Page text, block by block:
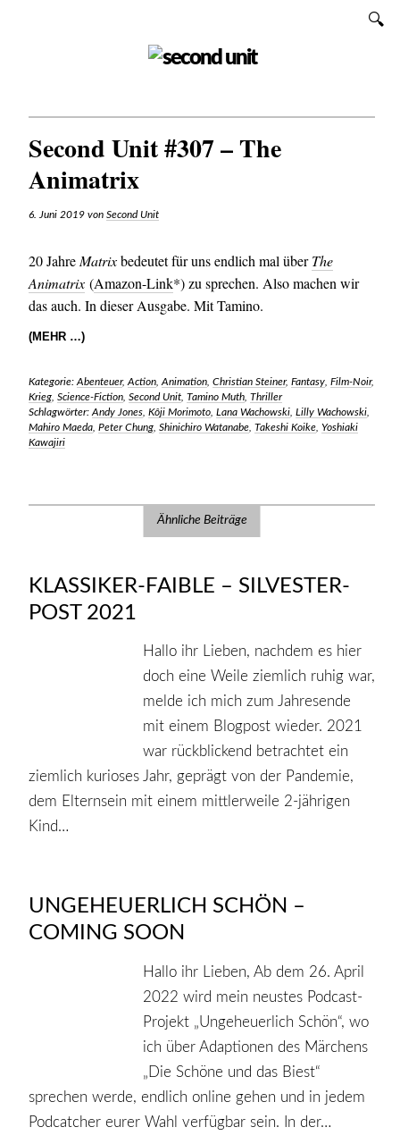
Second Unit #307 – The
Animatrix
6. Juni 2019 von Second Unit
20 Jahre Matrixbedeutet für uns endlich mal überThe
Animatrix(Amazon-Link*) zu sprechen. Also machen wir
das auch. In dieser Ausgabe. Mit Tamino.
(MEHR …)
Kategorie: Abenteuer, Action, Animation, Christian Steiner, Fantasy, Film-Noir,
Krieg, Science-Fiction, Second Unit, Tamino Muth, Thriller
Schlagwörter: Andy Jones, Kôji Morimoto, Lana Wachowski, Lilly Wachowski,
Mahiro Maeda, Peter Chung, Shinichiro Watanabe, Takeshi Koike, Yoshiaki
Kawajiri
Ähnliche Beiträge
KLASSIKER-FAIBLE – SILVESTER-
POST 2021
Hallo ihr Lieben, nachdem es hier
doch eine Weile ziemlich ruhig war,
melde ich mich zum Jahresende
mit einem Blogpost wieder. 2021
war rückblickend betrachtet ein
ziemlich kurioses Jahr, geprägt von der Pandemie,
dem Elternsein mit einem mittlerweile 2-jährigen
Kind…
UNGEHEUERLICH SCHÖN –
COMING SOON
Hallo ihr Lieben, Ab dem 26. April
2022 wird mein neustes Podcast-
Projekt „Ungeheuerlich Schön“, wo
ich über Adaptionen des Märchens
„Die Schöne und das Biest“
sprechen werde, endlich online gehen und in jedem
Podcatcher eurer Wahl verfügbar sein. In der…